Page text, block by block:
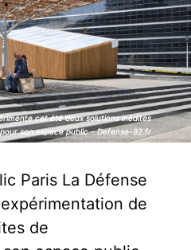
cet été deux solutions inédites
son espace public - Defense-92.fr
cet été deux solutions inédites
son espace public - Defense-92.fr
Paris La Défense
de
de